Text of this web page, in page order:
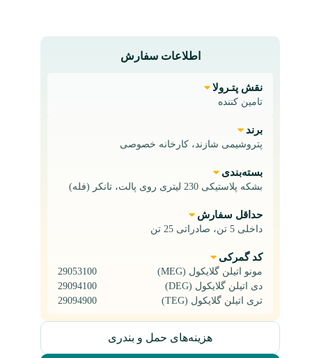
اطلاعات سفارش
نقش پتـرولا
تامین کننده
برند
پتروشیمی شازند، کارخانه خصوصی
بسته‌بندی
بشکه پلاستیکی 230 لیتری روی پالت، تانکر (فله)
حداقل سفارش
داخلی 5 تن، صادراتی 25 تن
کد گمرکی
مونو اتیلن گلایکول (MEG)
29053100
دی اتیلن گلایکول (DEG)
29094100
تری اتیلن گلایکول (TEG)
29094900
هزینه‌های حمل و بندری